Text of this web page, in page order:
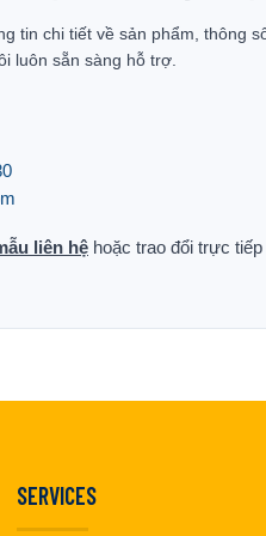
tin chi tiết về sản phẩm, thông
luôn sẵn sàng hỗ trợ.
liên hệ hoặc trao đổi trực
SERVICES